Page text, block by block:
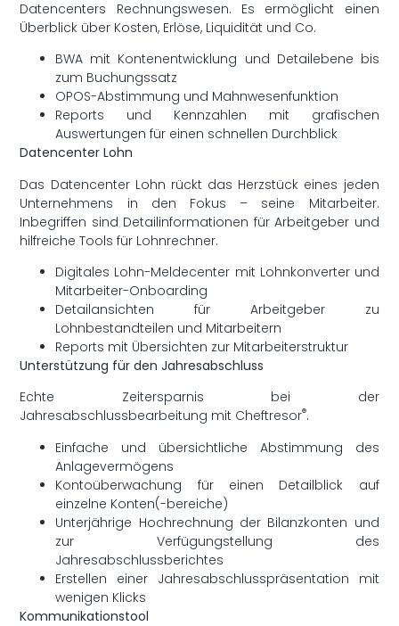
Datencenters Rechnungswesen. Es ermöglicht einen
Überblick über Kosten, Erlöse, Liquidität und Co.
BWA mit Kontenentwicklung und Detailebene bis
zum Buchungssatz
OPOS-Abstimmung und Mahnwesenfunktion
Reports und Kennzahlen mit grafischen
Auswertungen für einen schnellen Durchblick
Datencenter Lohn
Das Datencenter Lohn rückt das Herzstück eines jeden
Unternehmens in den Fokus – seine Mitarbeiter.
Inbegriffen sind Detailinformationen für Arbeitgeber und
hilfreiche Tools für Lohnrechner.
Digitales Lohn-Meldecenter mit Lohnkonverter und
Mitarbeiter-Onboarding
Detailansichten für Arbeitgeber zu
Lohnbestandteilen und Mitarbeitern
Reports mit Übersichten zur Mitarbeiterstruktur
Unterstützung für den Jahresabschluss
Echte Zeitersparnis bei der
Jahresabschlussbearbeitung mit Cheftresor®.
Einfache und übersichtliche Abstimmung des
Anlagevermögens
Kontoüberwachung für einen Detailblick auf
einzelne Konten(-bereiche)
Unterjährige Hochrechnung der Bilanzkonten und
zur Verfügungstellung des
Jahresabschlussberichtes
Erstellen einer Jahresabschlusspräsentation mit
wenigen Klicks
Kommunikationstool